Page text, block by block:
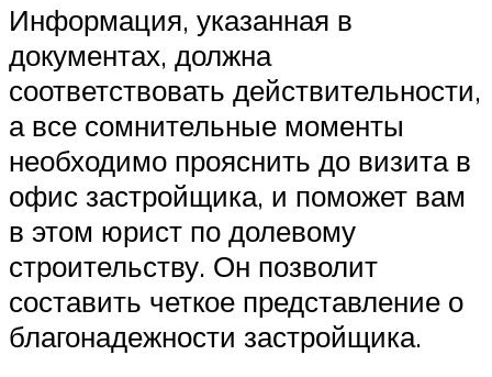
Информация, указанная в
документах, должна
соответствовать действительности,
а все сомнительные моменты
необходимо прояснить до визита в
офис застройщика, и поможет вам
в этом юрист по долевому
строительству. Он позволит
составить четкое представление о
благонадежности застройщика.